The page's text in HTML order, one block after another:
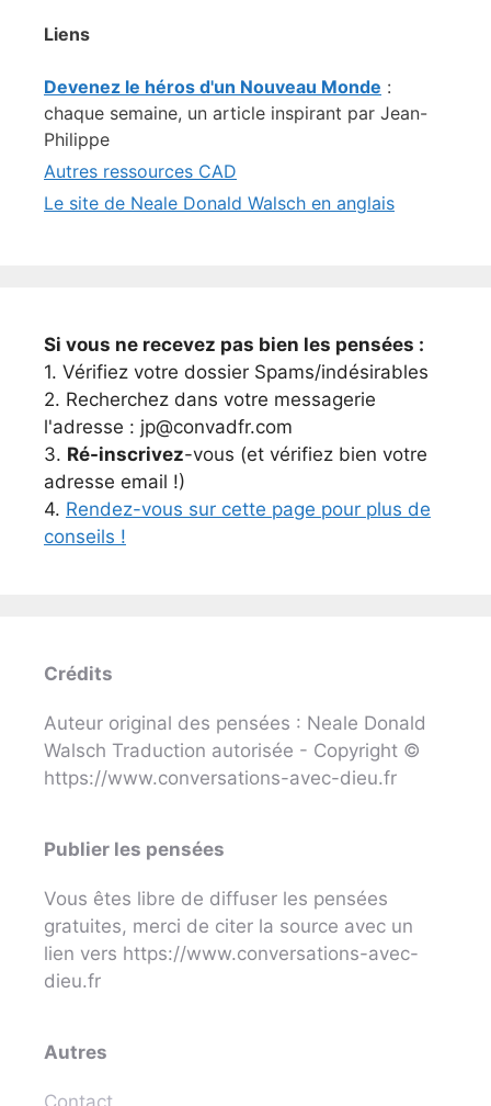
Liens
Devenez le héros d'un Nouveau Monde :
chaque semaine, un article inspirant par Jean-
Philippe
Autres ressources CAD
Le site de Neale Donald Walsch en anglais
Si vous ne recevez pas bien les pensées :
1. Vérifiez votre dossier Spams/indésirables
2. Recherchez dans votre messagerie
l'adresse : jp@convadfr.com
3. Ré-inscrivez-vous (et vérifiez bien votre
adresse email !)
4. Rendez-vous sur cette page pour plus de
conseils !
Crédits
Auteur original des pensées : Neale Donald
Walsch Traduction autorisée - Copyright ©
https://www.conversations-avec-dieu.fr
Publier les pensées
Vous êtes libre de diffuser les pensées
gratuites, merci de citer la source avec un
lien vers https://www.conversations-avec-
dieu.fr
Autres
Contact